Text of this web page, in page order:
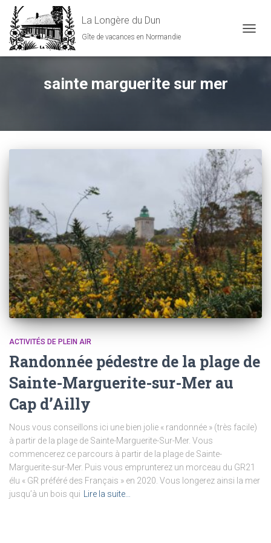
La Longère du Dun
Gîte de vacances en Normandie
sainte marguerite sur mer
ACTIVITÉS DE PLEIN AIR
Randonnée pédestre de la plage de
Sainte-Marguerite-sur-Mer au
Cap d’Ailly
Nous vous conseillons ici une bien jolie « randonnée » (très facile)
à partir de la plage de Sainte-Marguerite-Sur-Mer. Vous
commencerez ce parcours à partir de la plage de Sainte-
Marguerite-sur-Mer. Puis vous emprunterez un morceau du GR21
élu « GR préféré des Français » en 2020. Vous longerez ainsi la mer
jusqu’à un bois qui
Lire la suite…